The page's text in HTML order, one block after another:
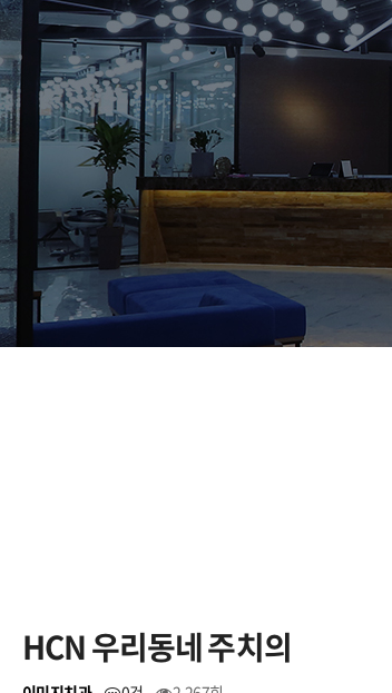
HCN 우리동네 주치의